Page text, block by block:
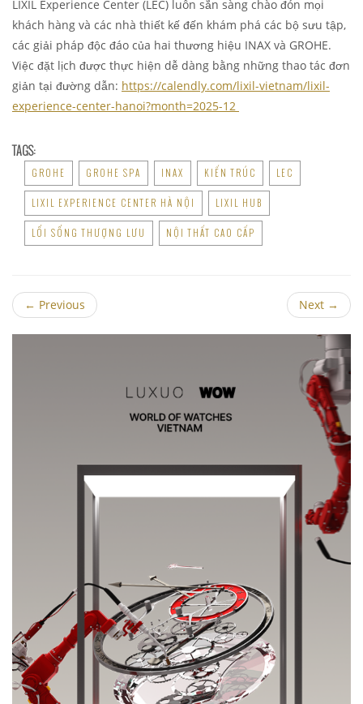
LIXIL Experience Center (LEC) luôn sẵn sàng chào đón mọi
khách hàng và các nhà thiết kế đến khám phá các bộ sưu tập,
các giải pháp độc đáo của hai thương hiệu INAX và GROHE.
Việc đặt lịch được thực hiện dễ dàng bằng những thao tác đơn
giản tại đường dẫn: https://calendly.com/lixil-vietnam/lixil-
experience-center-hanoi?month=2025-12
TAGS:
GROHE GROHE SPA INAX KIẾN TRÚC LEC
LIXIL EXPERIENCE CENTER HÀ NỘI LIXIL HUB
LỐI SỐNG THƯỢNG LƯU NỘI THẤT CAO CẤP
← Previous Next →